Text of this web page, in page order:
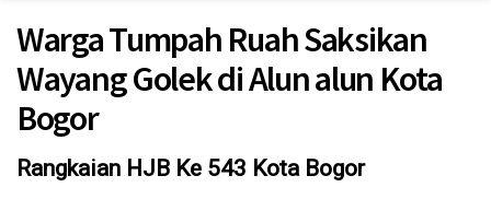
Warga Tumpah Ruah Saksikan
Wayang Golek di Alun alun Kota
Bogor
Rangkaian HJB Ke 543 Kota Bogor